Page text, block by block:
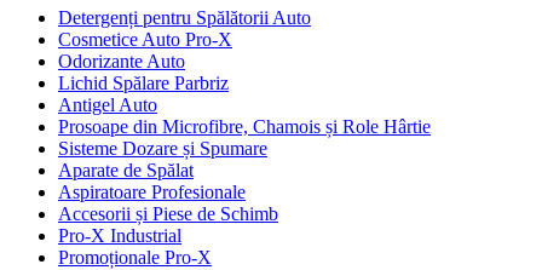
Detergenți pentru Spălătorii Auto
Cosmetice Auto Pro-X
Odorizante Auto
Lichid Spălare Parbriz
Antigel Auto
Prosoape din Microfibre, Chamois și Role Hârtie
Sisteme Dozare și Spumare
Aparate de Spălat
Aspiratoare Profesionale
Accesorii și Piese de Schimb
Pro-X Industrial
Promoționale Pro-X